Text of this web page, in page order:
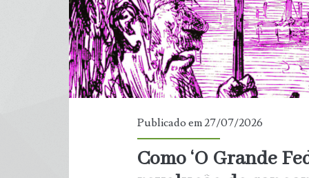
Publicado em 27/07/2026
Como ‘O Grande